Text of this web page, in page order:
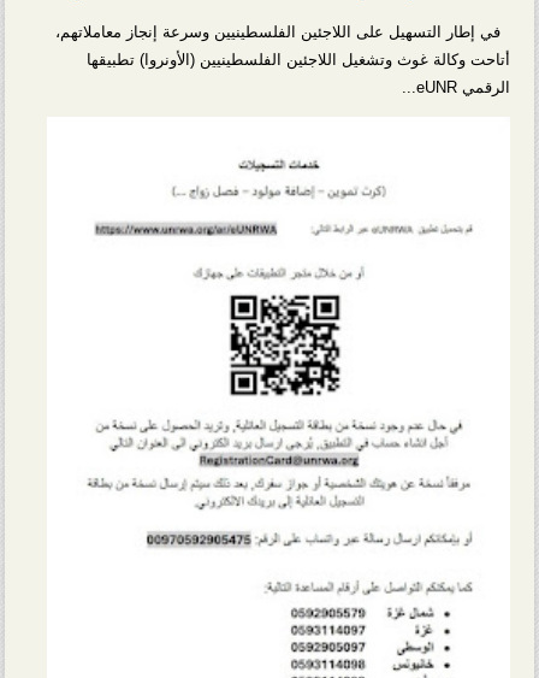
في إطار التسهيل على اللاجئين الفلسطينيين وسرعة إنجاز معاملاتهم،
أتاحت وكالة غوث وتشغيل اللاجئين الفلسطينيين (الأونروا) تطبيقها
الرقمي eUNR...